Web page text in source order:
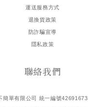
運送服務方式
退換貨政策
防詐騙宣導
隱私政策
聯絡我們
簡單有限公司 統一編號42691673